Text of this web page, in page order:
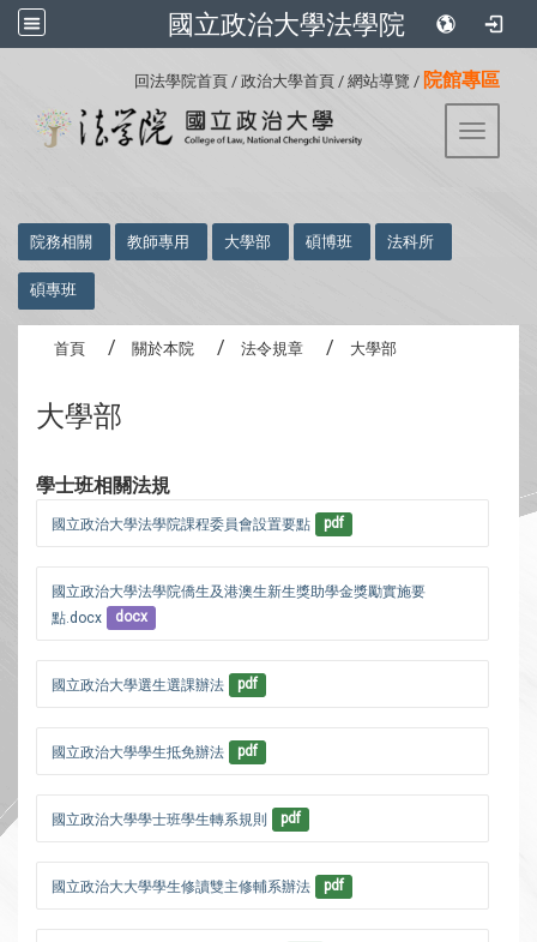
國立政治大學法學院
回法學院首頁 / 政治大學首頁 / 網站導覽 / 院館專區
Toggle
院務相關 教師專用 大學部 碩博班 法科所
碩專班
首頁 關於本院 法令規章 大學部
大學部
學士班相關法規
國立政治大學法學院課程委員會設置要點 pdf
國立政治大學法學院僑生及港澳生新生獎助學金獎勵實施要
點.docx
docx
國立政治大學選生選課辦法 pdf
國立政治大學學生抵免辦法 pdf
國立政治大學學士班學生轉系規則 pdf
國立政治大大學學生修讀雙主修輔系辦法 pdf